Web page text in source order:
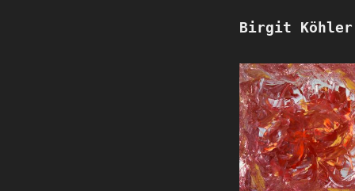
Birgit Köhler